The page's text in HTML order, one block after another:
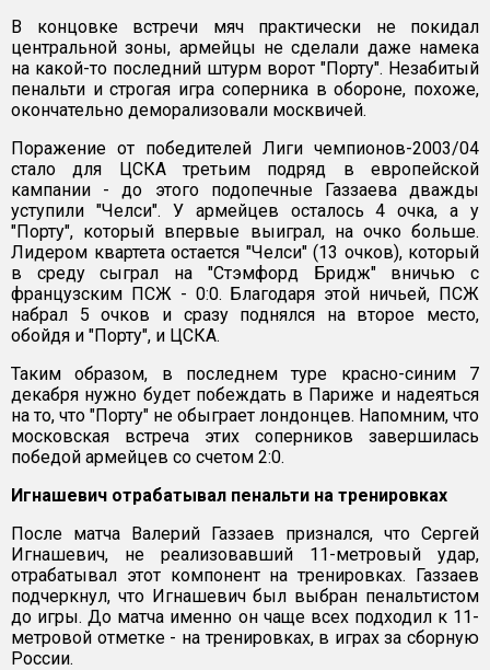
В концовке встречи мяч практически не покидал
центральной зоны, армейцы не сделали даже намека
на какой-то последний штурм ворот "Порту". Незабитый
пенальти и строгая игра соперника в обороне, похоже,
окончательно деморализовали москвичей.
Поражение от победителей Лиги чемпионов-2003/04
стало для ЦСКА третьим подряд в европейской
кампании - до этого подопечные Газзаева дважды
уступили "Челси". У армейцев осталось 4 очка, а у
"Порту", который впервые выиграл, на очко больше.
Лидером квартета остается "Челси" (13 очков), который
в среду сыграл на "Стэмфорд Бридж" вничью с
французским ПСЖ - 0:0. Благодаря этой ничьей, ПСЖ
набрал 5 очков и сразу поднялся на второе место,
обойдя и "Порту", и ЦСКА.
Таким образом, в последнем туре красно-синим 7
декабря нужно будет побеждать в Париже и надеяться
на то, что "Порту" не обыграет лондонцев. Напомним, что
московская встреча этих соперников завершилась
победой армейцев со счетом 2:0.
Игнашевич отрабатывал пенальти на тренировках
После матча Валерий Газзаев признался, что Сергей
Игнашевич, не реализовавший 11-метровый удар,
отрабатывал этот компонент на тренировках. Газзаев
подчеркнул, что Игнашевич был выбран пенальтистом
до игры. До матча именно он чаще всех подходил к 11-
метровой отметке - на тренировках, в играх за сборную
России.